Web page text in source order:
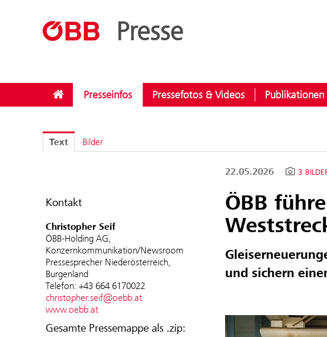
Presse
Presseinfos Pressefotos & Videos Publikationen
Text Bilder
Kontakt
Christopher Seif
ÖBB-Holding AG,
Konzernkommunikation/Newsroom
Pressesprecher Niederösterreich,
Burgenland
Telefon: +43 664 6170022
christopher.seif@oebb.at
www.oebb.at
Gesamte Pressemappe als .zip:
22.05.2026 3
ÖBB
und sichern